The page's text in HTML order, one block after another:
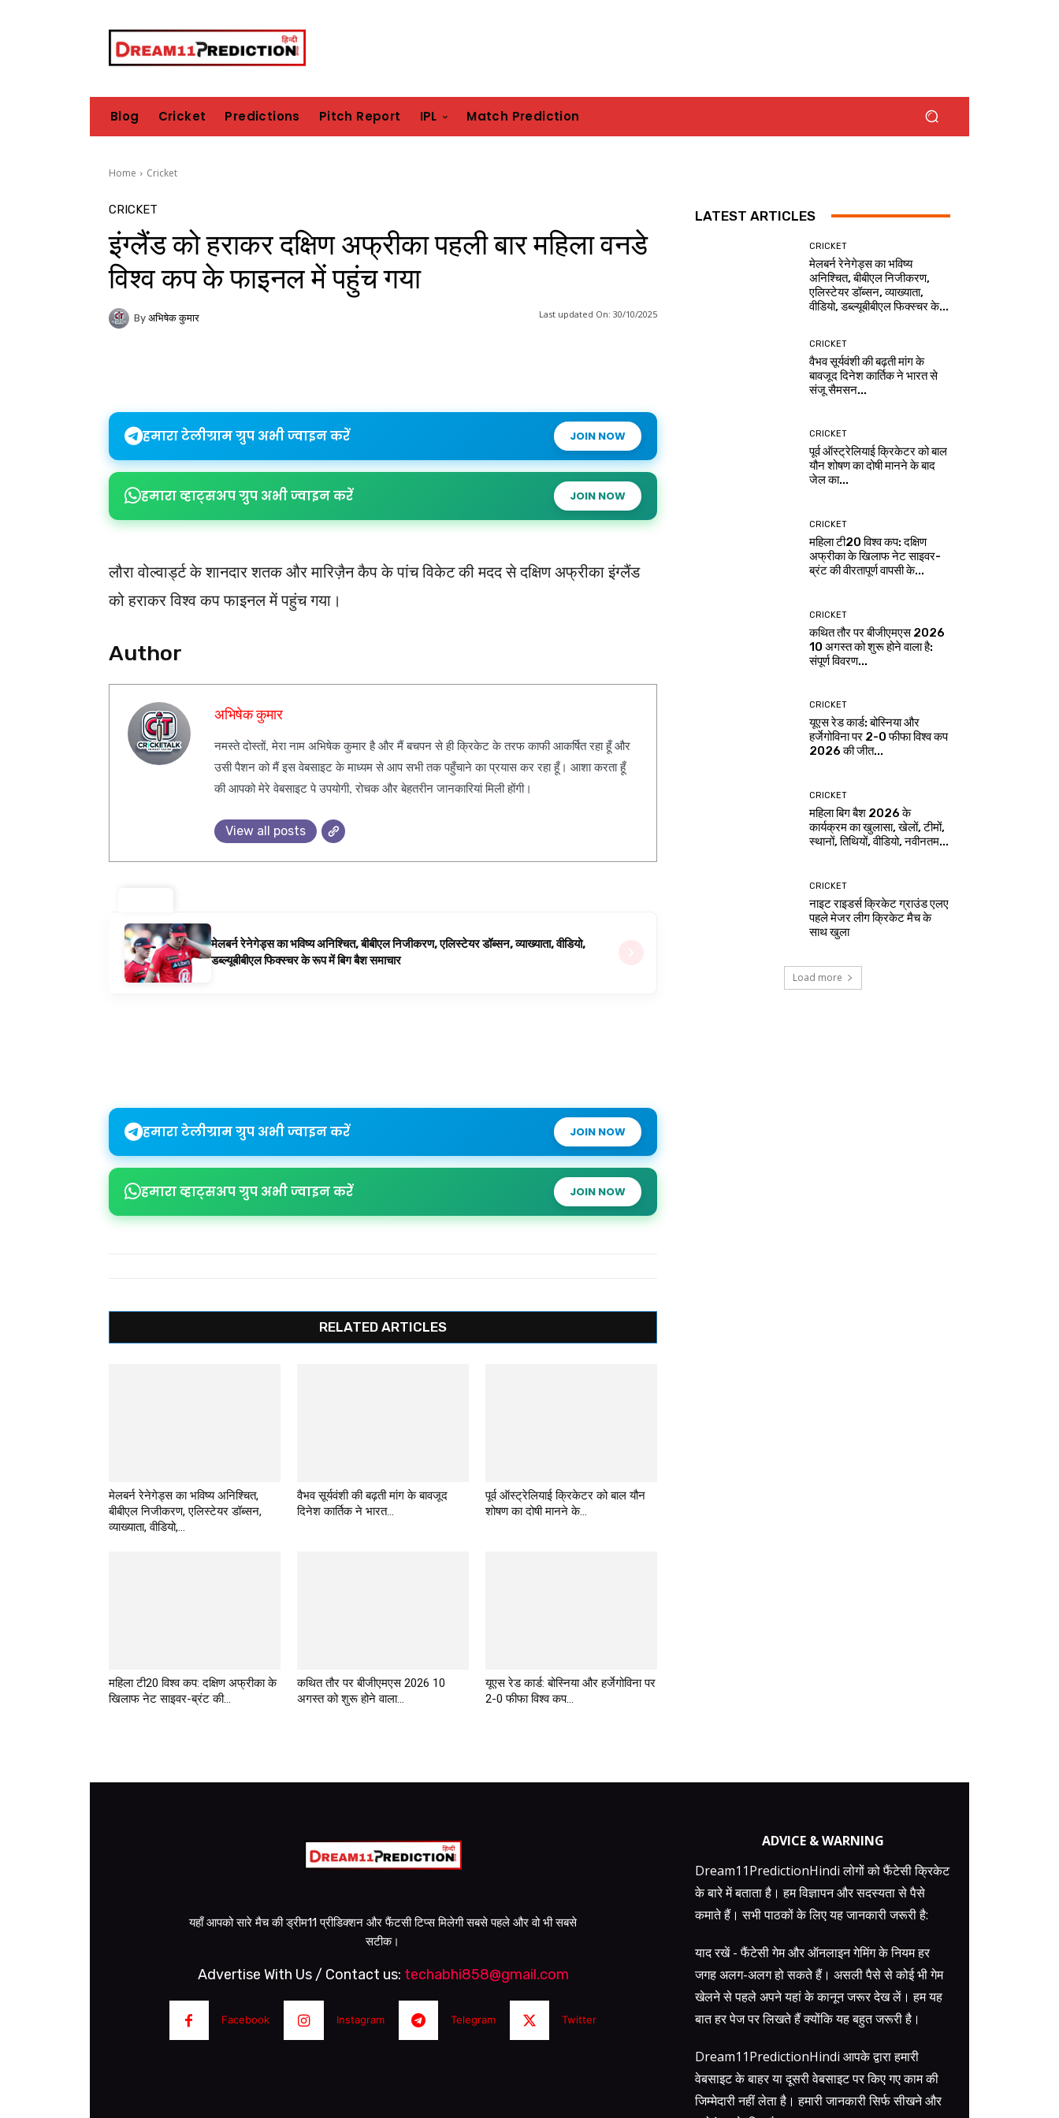
Blog Cricket Predictions Pitch Report IPL Match Prediction
Home Cricket
CRICKET
इंग्लैंड को हराकर दक्षिण अफ्रीका पहली बार महिला वनडे
विश्व कप के फाइनल में पहुंच गया
By अभिषेक कुमार Last updated On: 30/10/2025
हमारा टेलीग्राम ग्रुप अभी ज्वाइन करें JOIN NOW
हमारा व्हाट्सअप ग्रुप अभी ज्वाइन करें JOIN NOW
लौरा वोल्वार्ड्ट के शानदार शतक और मारिज़ैन कैप के पांच विकेट की मदद से दक्षिण अफ्रीका इंग्लैंड
को हराकर विश्व कप फाइनल में पहुंच गया।
Author
अभिषेक कुमार
नमस्ते दोस्तों, मेरा नाम अभिषेक कुमार है और मैं बचपन से ही क्रिकेट के तरफ काफी आकर्षित रहा हूँ और
उसी पैशन को मैं इस वेबसाइट के माध्यम से आप सभी तक पहुँचाने का प्रयास कर रहा हूँ। आशा करता हूँ
की आपको मेरे वेबसाइट पे उपयोगी, रोचक और बेहतरीन जानकारियां मिली होंगी।
View all posts
मेलबर्न रेनेगेड्स का भविष्य अनिश्चित, बीबीएल निजीकरण, एलिस्टेयर डॉब्सन, व्याख्याता, वीडियो,
डब्ल्यूबीबीएल फिक्स्चर के रूप में बिग बैश समाचार
हमारा टेलीग्राम ग्रुप अभी ज्वाइन करें JOIN NOW
हमारा व्हाट्सअप ग्रुप अभी ज्वाइन करें JOIN NOW
RELATED ARTICLES
मेलबर्न रेनेगेड्स का भविष्य अनिश्चित,
बीबीएल निजीकरण, एलिस्टेयर डॉब्सन,
व्याख्याता, वीडियो,...
वैभव सूर्यवंशी की बढ़ती मांग के बावजूद
दिनेश कार्तिक ने भारत...
पूर्व ऑस्ट्रेलियाई क्रिकेटर को बाल यौन
शोषण का दोषी मानने के...
महिला टी20 विश्व कप: दक्षिण अफ्रीका के
खिलाफ नेट साइवर-ब्रंट की...
कथित तौर पर बीजीएमएस 2026 10
अगस्त को शुरू होने वाला...
यूएस रेड कार्ड: बोस्निया और हर्जेगोविना पर
2-0 फीफा विश्व कप...
LATEST ARTICLES
CRICKET
मेलबर्न रेनेगेड्स का भविष्य
अनिश्चित, बीबीएल निजीकरण,
एलिस्टेयर डॉब्सन, व्याख्याता,
वीडियो, डब्ल्यूबीबीएल फिक्स्चर के...
CRICKET
वैभव सूर्यवंशी की बढ़ती मांग के
बावजूद दिनेश कार्तिक ने भारत से
संजू सैमसन...
CRICKET
पूर्व ऑस्ट्रेलियाई क्रिकेटर को बाल
यौन शोषण का दोषी मानने के बाद
जेल का...
CRICKET
महिला टी20 विश्व कप: दक्षिण
अफ्रीका के खिलाफ नेट साइवर-
ब्रंट की वीरतापूर्ण वापसी के...
CRICKET
कथित तौर पर बीजीएमएस 2026
10 अगस्त को शुरू होने वाला है:
संपूर्ण विवरण...
CRICKET
यूएस रेड कार्ड: बोस्निया और
हर्जेगोविना पर 2-0 फीफा विश्व कप
2026 की जीत...
CRICKET
महिला बिग बैश 2026 के
कार्यक्रम का खुलासा, खेलों, टीमों,
स्थानों, तिथियों, वीडियो, नवीनतम...
CRICKET
नाइट राइडर्स क्रिकेट ग्राउंड एलए
पहले मेजर लीग क्रिकेट मैच के
साथ खुला
Load more
यहाँ आपको सारे मैच की ड्रीम11 प्रीडिक्शन और फैंटसी टिप्स मिलेगी सबसे पहले और वो भी सबसे
सटीक।
Advertise With Us / Contact us: techabhi858@gmail.com
Facebook Instagram Telegram Twitter
ADVICE & WARNING
Dream11PredictionHindi लोगों को फैंटेसी क्रिकेट
के बारे में बताता है। हम विज्ञापन और सदस्यता से पैसे
कमाते हैं। सभी पाठकों के लिए यह जानकारी जरूरी है:
याद रखें - फैंटेसी गेम और ऑनलाइन गेमिंग के नियम हर
जगह अलग-अलग हो सकते हैं। असली पैसे से कोई भी गेम
खेलने से पहले अपने यहां के कानून जरूर देख लें। हम यह
बात हर पेज पर लिखते हैं क्योंकि यह बहुत जरूरी है।
Dream11PredictionHindi आपके द्वारा हमारी
वेबसाइट के बाहर या दूसरी वेबसाइट पर किए गए काम की
जिम्मेदारी नहीं लेता है। हमारी जानकारी सिर्फ सीखने और